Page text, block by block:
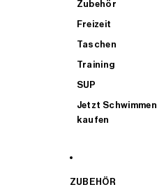
Zubehör
Freizeit
Taschen
Training
SUP
Jetzt Schwimmen
kaufen
ZUBEHÖR